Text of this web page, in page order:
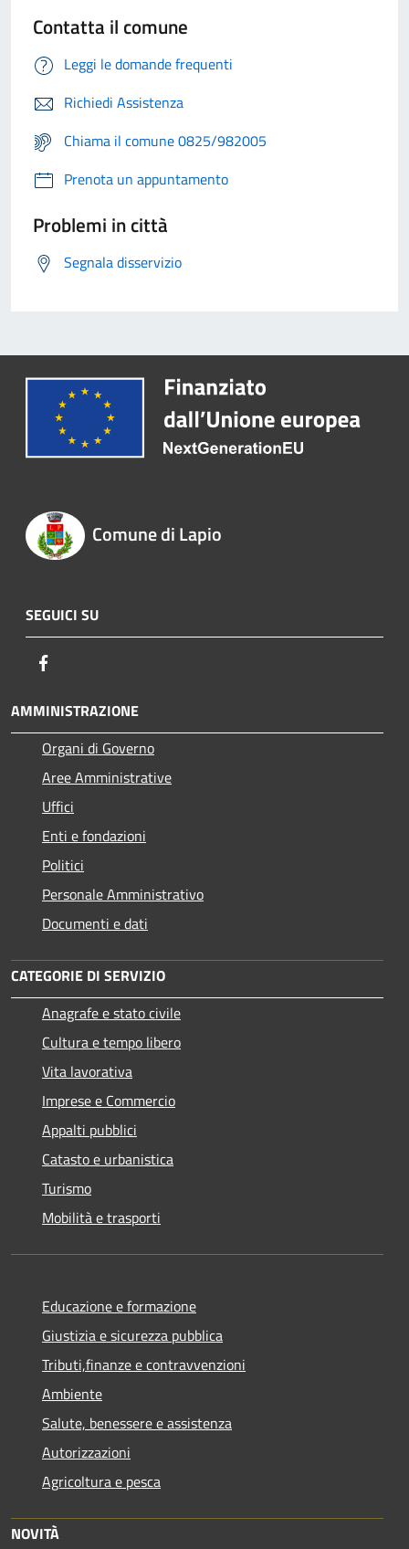
Contatta il comune
Leggi le domande frequenti
Richiedi Assistenza
Chiama il comune 0825/982005
Prenota un appuntamento
Problemi in città
Segnala disservizio
Comune di Lapio
SEGUICI SU
AMMINISTRAZIONE
Organi di Governo
Aree Amministrative
Uffici
Enti e fondazioni
Politici
Personale Amministrativo
Documenti e dati
CATEGORIE DI SERVIZIO
Anagrafe e stato civile
Cultura e tempo libero
Vita lavorativa
Imprese e Commercio
Appalti pubblici
Catasto e urbanistica
Turismo
Mobilità e trasporti
Educazione e formazione
Giustizia e sicurezza pubblica
Tributi,finanze e contravvenzioni
Ambiente
Salute, benessere e assistenza
Autorizzazioni
Agricoltura e pesca
NOVITÀ